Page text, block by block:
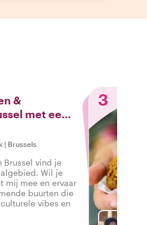
&
met een
| Brussels
Brussel vind je
Wil je
mij mee en ervaar
buurten die
vibes en
3